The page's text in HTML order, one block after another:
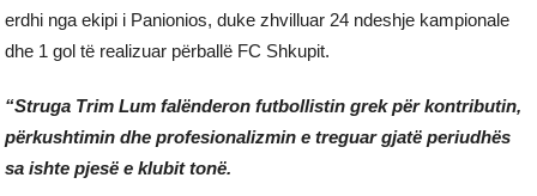
erdhi nga ekipi i Panionios, duke zhvilluar 24 ndeshje kampionale
dhe 1 gol të realizuar përballë FC Shkupit.
“Struga Trim Lum falënderon futbollistin grek për kontributin,
përkushtimin dhe profesionalizmin e treguar gjatë periudhës
sa ishte pjesë e klubit tonë.